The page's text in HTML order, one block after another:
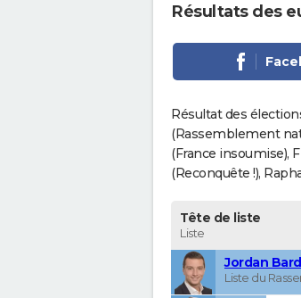
Résultats des
Résultat des
(Rassemblement
(France insoumise),
(Reconquête !),
Tête de liste
Liste
Jordan
Liste du